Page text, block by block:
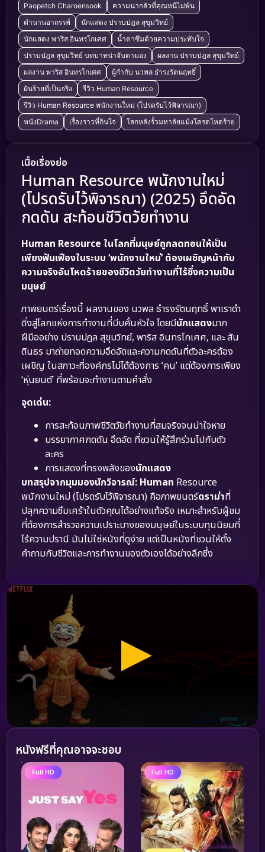
Paopetch Charoensook
ความน่ากลัวที่คุณหนีไม่พ้น
ตำนานอาถรรพ์
นักแสดง ปราบปฎล สุขุมวิทย์
นักแสดง พาริส อินทรโกเศศ
น้ำตาซึมด้วยความประทับใจ
ปราบปฎล สุขุมวิทย์ บทบาทน่าจับตามอง
ผลงาน ปราบปฎล สุขุมวิทย์
ผลงาน พาริส อินทรโกเศศ
ผู้กำกับ นวพล ธำรงรัตนฤทธิ์
ฝันร้ายที่เป็นจริง
รีวิว Human Resource
รีวิว Human Resource พนักงานใหม่ (โปรดรับไว้พิจารณา)
หนังDrama
เรื่องราวที่กินใจ โลกหลังรั้วมหาลัยแม้งโครตโหดร้าย
เนื้อเรื่องย่อ
Human Resource พนักงานใหม่
(โปรดรับไว้พิจารณา) (2025) อึดอัด
กดดัน สะท้อนชีวิตวัยทำงาน
Human Resource ในโลกที่มนุษย์ถูกลดทอนให้เป็น
เพียงฟันเฟืองในระบบ ‘พนักงานใหม่’ ต้องเผชิญหน้ากับ
ความจริงอันโหดร้ายของชีวิตวัยทำงานที่ไร้ซึ่งความเป็น
มนุษย์
ภาพยนตร์เรื่องนี้ ผลงานของ นวพล ธำรงรัตนฤทธิ์ พาเราดำ
ดิ่งสู่โลกแห่งการทำงานที่บีบคั้นหัวใจ โดยมีนักแสดงมาก
ฝีมืออย่าง ปราบปฎล สุขุมวิทย์, พาริส อินทรโกเศศ, และ สัน
ตินธร มาถ่ายทอดความอึดอัดและความกดดันที่ตัวละครต้อง
เผชิญ ในสภาวะที่องค์กรไม่ได้ต้องการ ‘คน’ แต่ต้องการเพียง
‘หุ่นยนต์’ ที่พร้อมจะทำงานตามคำสั่ง
จุดเด่น:
การสะท้อนภาพชีวิตวัยทำงานที่สมจริงจนน่าใจหาย
บรรยากาศกดดัน อึดอัด ที่ชวนให้รู้สึกร่วมไปกับตัว
ละคร
การแสดงที่ทรงพลังของนักแสดง
บทสรุปจากมุมมองนักวิจารณ์: Human Resource
พนักงานใหม่ (โปรดรับไว้พิจารณา) คือภาพยนตร์ดราม่าที่
ปลุกความซึมเศร้าในตัวคุณได้อย่างแท้จริง เหมาะสำหรับผู้ชม
ที่ต้องการสำรวจความเปราะบางของมนุษย์ในระบบทุนนิยมที่
ไร้ความปรานี มันไม่ใช่หนังที่ดูง่าย แต่เป็นหนังที่ชวนให้ตั้ง
คำถามกับชีวิตและการทำงานของตัวเองได้อย่างลึกซึ้ง
หนังฟรีที่คุณอาจจะชอบ
Full HD Full HD